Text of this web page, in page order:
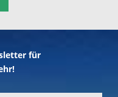
für